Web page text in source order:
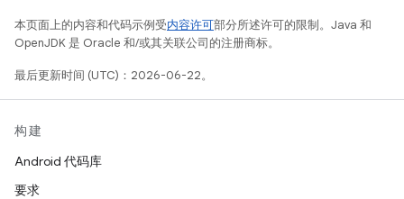
本页面上的内容和代码示例受内容许可部分所述许可的限制。Java 和
OpenJDK 是 Oracle 和/或其关联公司的注册商标。
最后更新时间 (UTC)：2026-06-22。
构建
Android 代码库
要求